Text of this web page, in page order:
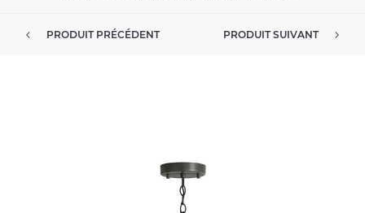
PRODUIT PRÉCÉDENT PRODUIT SUIVANT